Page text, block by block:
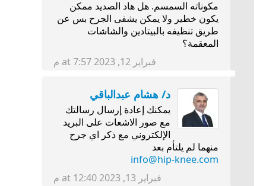
مكوناته السمسم. هل هاد الصديد ممكن
يكون خطير ولا يمكن يشفى الجرح بس عن
طريق تنظيفه بالبيتادين والشاشات
المعقمة؟
فبراير 12, 2023 at 7:57 م
د/ هشام عبدالباقي
يمكنك إعادة إرسال رسالتك
مع صور الاشعات على البريد
الإلكتروني مع ذكر اي جرح
منهما لم يلتأم بعد
info@hip-knee.com
فبراير 13, 2023 at 12:40 م